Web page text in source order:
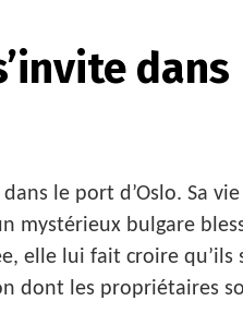
dans
le port d’Oslo. Sa
mystérieux bulgare
elle lui fait croire qu’ils
dont les propriétaires